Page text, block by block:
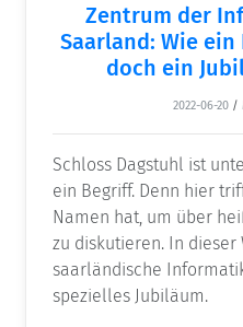
Zentrum der
Saarland: Wie
doch ein
2022-06-20 /
Schloss Dagstuhl ist
ein Begriff. Denn hier
Namen hat, um über
zu diskutieren. In dieser
saarländische
spezielles Jubiläum.